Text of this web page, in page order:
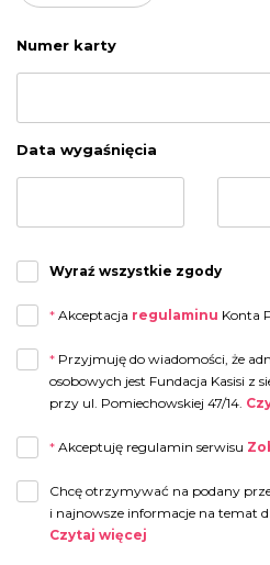
Numer karty
Data wygaśnięcia
Wyraź wszystkie zgody
* Akceptacja regulaminu Konta
* Przyjmuję do wiadomości, że
osobowych jest Fundacja Kasisi z
przy ul. Pomiechowskiej 47/14.
Przyjmuję do wiadomości, że
Fundacja Kasisi z siedzibą w Warszawie
Administrator wyznaczył Inspektora
skontaktować drogą elektroniczną:
* Akceptuję regulamin serwisu
Chcę otrzymywać na podany
i najnowsze informacje na temat
Czytaj więcej